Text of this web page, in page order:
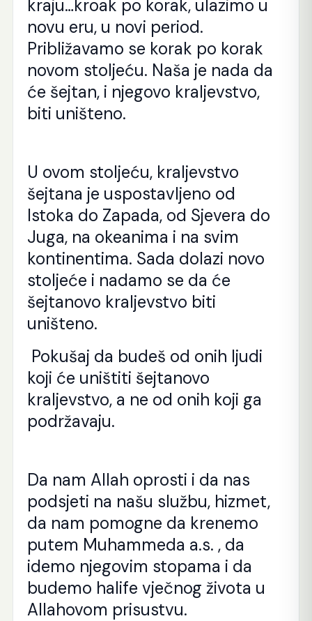
kraju…kroak po korak, ulazimo u
novu eru, u novi period.
Približavamo se korak po korak
novom stoljeću. Naša je nada da
će šejtan, i njegovo kraljevstvo,
biti uništeno.
U ovom stoljeću, kraljevstvo
šejtana je uspostavljeno od
Istoka do Zapada, od Sjevera do
Juga, na okeanima i na svim
kontinentima. Sada dolazi novo
stoljeće i nadamo se da će
šejtanovo kraljevstvo biti
uništeno.
Pokušaj da budeš od onih ljudi
koji će uništiti šejtanovo
kraljevstvo, a ne od onih koji ga
podržavaju.
Da nam Allah oprosti i da nas
podsjeti na našu službu, hizmet,
da nam pomogne da krenemo
putem Muhammeda a.s. , da
idemo njegovim stopama i da
budemo halife vječnog života u
Allahovom prisustvu.